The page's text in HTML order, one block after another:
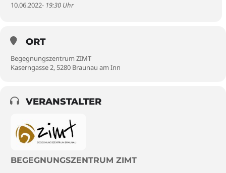
10.06.2022- 19:30 Uhr
ORT
Begegnungszentrum ZIMT
Kaserngasse 2, 5280 Braunau am Inn
VERANSTALTER
BEGEGNUNGSZENTRUM ZIMT